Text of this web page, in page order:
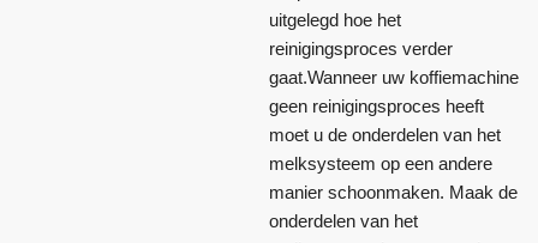
uitgelegd hoe het
reinigingsproces verder
gaat.Wanneer uw koffiemachine
geen reinigingsproces heeft
moet u de onderdelen van het
melksysteem op een andere
manier schoonmaken. Maak de
onderdelen van het